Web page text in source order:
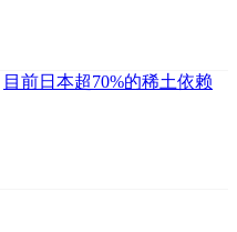
目前日本超70%的稀土依赖